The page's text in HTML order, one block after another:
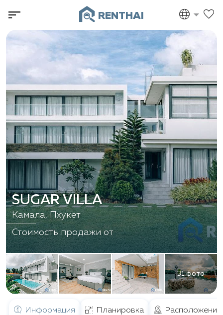
RENTHAI
31 фото
SUGAR VILLA
Камала, Пхукет
Стоимость продажи от
Информация Планировка Расположение